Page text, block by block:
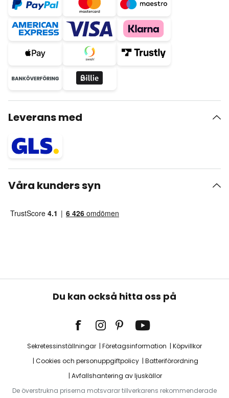
Leverans med
Våra kunders syn
Du kan också hitta oss på
Sekretessinställningar Företagsinformation
Köpvillkor
Cookies och personuppgiftpolicy
Batteriförordning
Avfallshantering av ljuskällor
De överstrukna priserna motsvarar tillverkarens rekommenderade